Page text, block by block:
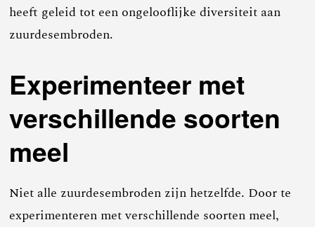
heeft geleid tot een ongelooflijke diversiteit aan
zuurdesembroden.
Experimenteer met
verschillende soorten
meel
Niet alle zuurdesembroden zijn hetzelfde. Door te
experimenteren met verschillende soorten meel,